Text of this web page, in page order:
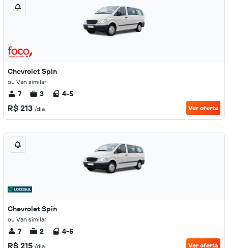
Chevrolet Spin
ou Van similar
7 3 4-5
R$ 213 /dia Ver oferta
Chevrolet Spin
ou Van similar
7 2 4-5
R$ 215 /dia Ver oferta